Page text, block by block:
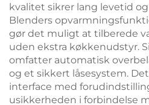
kvalitet sikrer lang levetid
Blenders
gør det muligt at tilberede
uden ekstra køkkenudstyr.
omfatter automatisk
og et sikkert låsesystem.
interface med
usikkerheden i forbindelse